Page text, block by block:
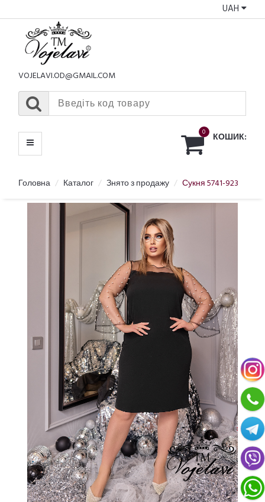
UAH
VOJELAVI.OD@GMAIL.COM
0 КОШИК:
МЕНЮ
Головна Каталог Знято з продажу Сукня 5741-923